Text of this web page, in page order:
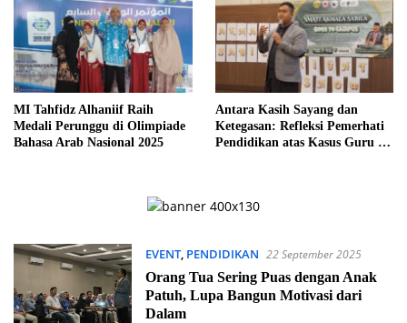
MI Tahfidz Alhaniif Raih
Medali Perunggu di Olimpiade
Bahasa Arab Nasional 2025
Antara Kasih Sayang dan
Ketegasan: Refleksi Pemerhati
Pendidikan atas Kasus Guru di
EVENT, PENDIDIKAN 22 September 2025
Orang Tua Sering Puas dengan Anak
Patuh, Lupa Bangun Motivasi dari
Dalam